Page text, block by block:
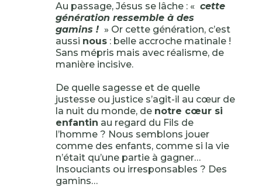
Au passage, Jésus se lâche : « cette
génération ressemble à des
gamins ! » Or cette génération, c’est
aussi nous: belle accroche matinale !
Sans mépris mais avec réalisme, de
manière incisive.
De quelle sagesse et de quelle
justesse ou justice s’agit-il au cœur de
la nuit du monde, de notre cœur si
enfantin au regard du Fils de
l’homme ? Nous semblons jouer
comme des enfants, comme si la vie
n’était qu’une partie à gagner…
Insouciants ou irresponsables ? Des
gamins…